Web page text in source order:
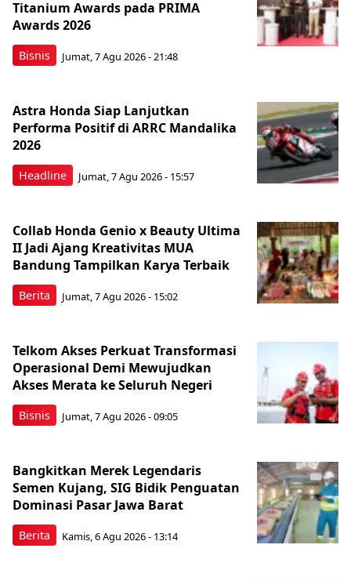
Bisnis
Titanium Awards pada PRIMA
Awards 2026
Jumat, 7 Agu 2026 - 21:48
Headline
Astra Honda Siap Lanjutkan
Performa Positif di ARRC Mandalika
2026
Jumat, 7 Agu 2026 - 15:57
Berita
Collab Honda Genio x Beauty Ultima
II Jadi Ajang Kreativitas MUA
Bandung Tampilkan Karya Terbaik
Jumat, 7 Agu 2026 - 15:02
Bisnis
Telkom Akses Perkuat Transformasi
Operasional Demi Mewujudkan
Akses Merata ke Seluruh Negeri
Jumat, 7 Agu 2026 - 09:05
Berita
Bangkitkan Merek Legendaris
Semen Kujang, SIG Bidik Penguatan
Dominasi Pasar Jawa Barat
Kamis, 6 Agu 2026 - 13:14